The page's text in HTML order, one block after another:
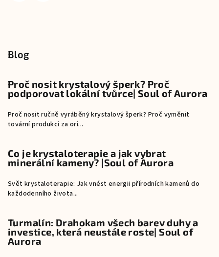
Blog
Proč nosit krystalový šperk? Proč
podporovat lokální tvůrce| Soul of Aurora
Proč nosit ručně vyráběný krystalový šperk? Proč vyměnit
tovární produkci za ori...
Co je krystaloterapie a jak vybrat
minerální kameny? |Soul of Aurora
Svět krystaloterapie: Jak vnést energii přírodních kamenů do
každodenního života...
Turmalín: Drahokam všech barev duhy a
investice, která neustále roste| Soul of
Aurora